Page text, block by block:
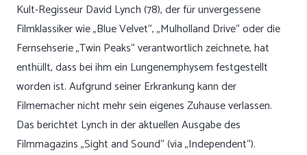
Kult-Regisseur David Lynch (78), der für unvergessene
Filmklassiker wie „Blue Velvet“, „Mulholland Drive“ oder die
Fernsehserie „Twin Peaks“ verantwortlich zeichnete, hat
enthüllt, dass bei ihm ein Lungenemphysem festgestellt
worden ist. Aufgrund seiner Erkrankung kann der
Filmemacher nicht mehr sein eigenes Zuhause verlassen.
Das berichtet Lynch in der aktuellen Ausgabe des
Filmmagazins „Sight and Sound“ (via „Independent“).